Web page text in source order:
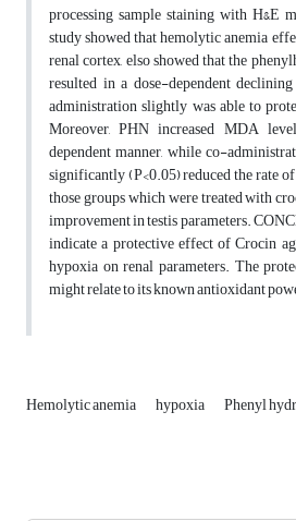
processing sample staining with H&E
study showed that hemolytic anemia
renal cortex, elso showed that the
resulted in a dose-dependent
administration slightly was able to
Moreover, PHN increased MDA
dependent manner, while co-
significantly (P<0.05) reduced the rate
those groups which were treated with
improvement in testis parameters.
indicate a protective effect of Crocin
hypoxia on renal parameters. The
might relate to its known antioxidant
Hemolytic anemia hypoxia Phenyl